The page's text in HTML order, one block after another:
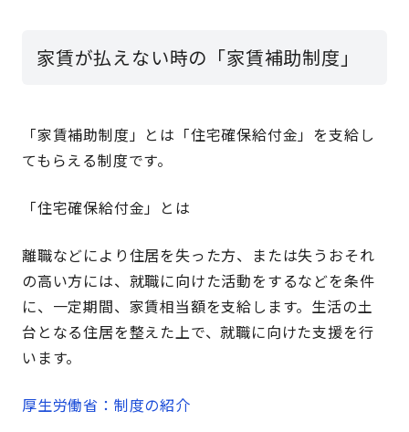
家賃が払えない時の「家賃補助制度」
「家賃補助制度」とは「住宅確保給付金」を支給し
てもらえる制度です。
「住宅確保給付金」とは
離職などにより住居を失った方、または失うおそれ
の高い方には、就職に向けた活動をするなどを条件
に、一定期間、家賃相当額を支給します。生活の土
台となる住居を整えた上で、就職に向けた支援を行
います。
厚生労働省：制度の紹介